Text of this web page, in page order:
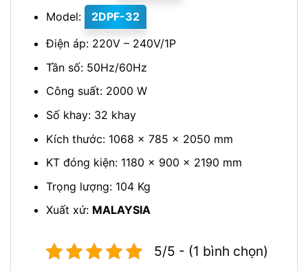
Model:
2DPF-32
Điện áp: 220V – 240V/1P
Tần số: 50Hz/60Hz
Công suất: 2000 W
Số khay: 32 khay
Kích thước: 1068 x 785 x 2050 mm
KT đóng kiện: 1180 x 900 x 2190 mm
Trọng lượng: 104 Kg
Xuất xứ: MALAYSIA
5/5 - (1 bình chọn)